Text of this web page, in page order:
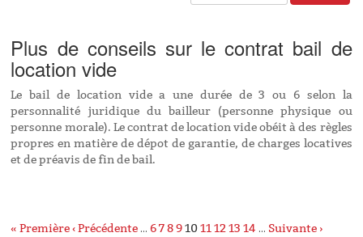
Plus de conseils sur le contrat bail de
location vide
Le bail de location vide a une durée de 3 ou 6 selon la
personnalité juridique du bailleur (personne physique ou
personne morale). Le contrat de location vide obéit à des règles
propres en matière de dépot de garantie, de charges locatives
et de préavis de fin de bail.
« Première ‹ Précédente … 6 7 8 9 1011 12 13 14 … Suivante ›